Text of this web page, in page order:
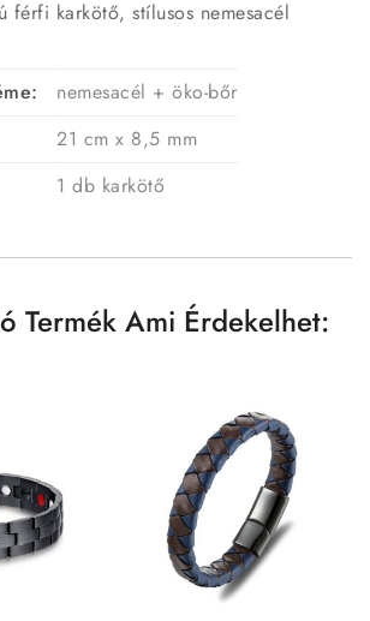
férfi karkötő, stílusos nemesacél
nemesacél + öko-bőr
21 cm x 8,5 mm
1 db karkötő
Termék Ami Érdekelhet: